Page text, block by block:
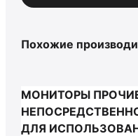
Похожие
МОНИТОРЫ
ДЛЯ